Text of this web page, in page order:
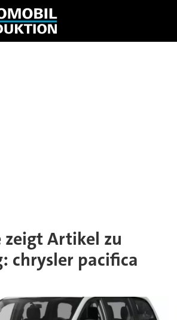
zeigt Artikel zu
chrysler pacifica